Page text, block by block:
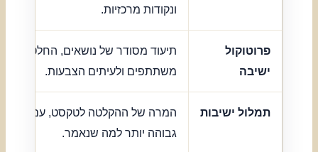
ונקודות מרכזיות.
פרוטוקול
ישיבה
תיעוד מסודר של נושאים, החלטות,
משתתפים ולעיתים הצבעות.
תמלול ישיבות
המרה של ההקלטה לטקסט, עם
גבוהה יותר למה שנאמר.